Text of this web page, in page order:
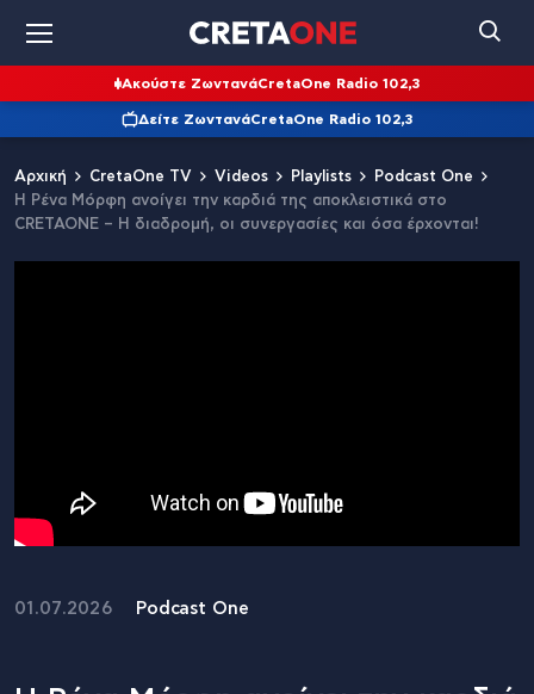
Ακούστε ΖωντανάCretaOne Radio 102,3
Δείτε ΖωντανάCretaOne Radio 102,3
Αρχική CretaOne TV Videos Playlists
Podcast One
Η Ρένα Μόρφη ανοίγει την καρδιά της αποκλειστικά στο
CRETAONE – Η διαδρομή, οι συνεργασίες και όσα έρχονται!
01.07.2026 Podcast One